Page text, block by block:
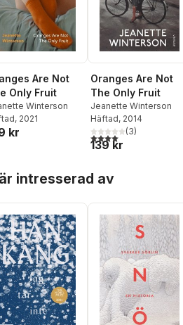
Are Not
Only Fruit
Winterson
, 2021
kr
Oranges Are Not
The Only Fruit
Jeanette Winterson
Häftad, 2014
4,0utav 5 stjärnor.
(3)
139 kr
intresserad av